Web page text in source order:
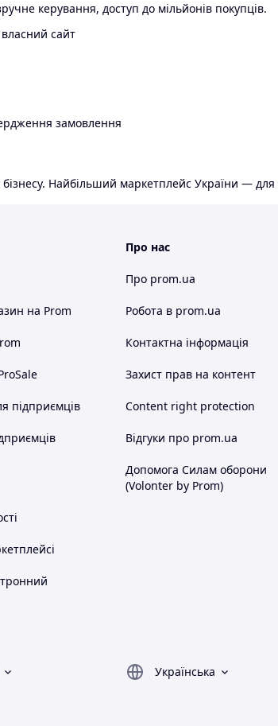
керування, доступ до мільйонів покупців.
сайт
замовлення
Найбільший маркетплейс України — для
на Prom
підприємців
Про нас
Про prom.ua
Робота в prom.ua
Контактна інформація
Захист прав на контент
Content right protection
Відгуки про prom.ua
Допомога Силам оборони
(Volonter by Prom)
Українська